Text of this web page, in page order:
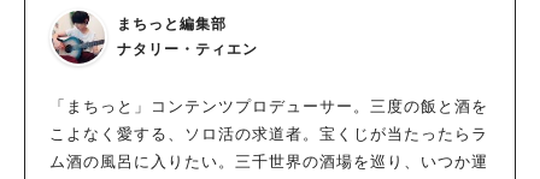
まちっと編集部
ナタリー・ティエン
「まちっと」コンテンツプロデューサー。三度の飯と酒を
こよなく愛する、ソロ活の求道者。宝くじが当たったらラ
ム酒の風呂に入りたい。三千世界の酒場を巡り、いつか運